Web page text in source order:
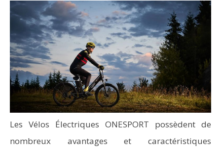
Les Vélos Électriques ONESPORT possèdent de
nombreux avantages et caractéristiques